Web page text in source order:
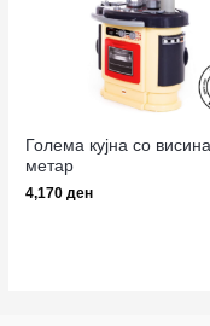
Голема кујна со
метар
4,170ден